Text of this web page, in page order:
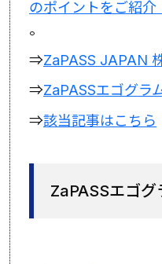
のポイントをご紹介
。
⇒ZaPASS JAPAN
⇒ZaPASSエゴグラ
⇒該当記事はこちら
ZaPASSエゴグ